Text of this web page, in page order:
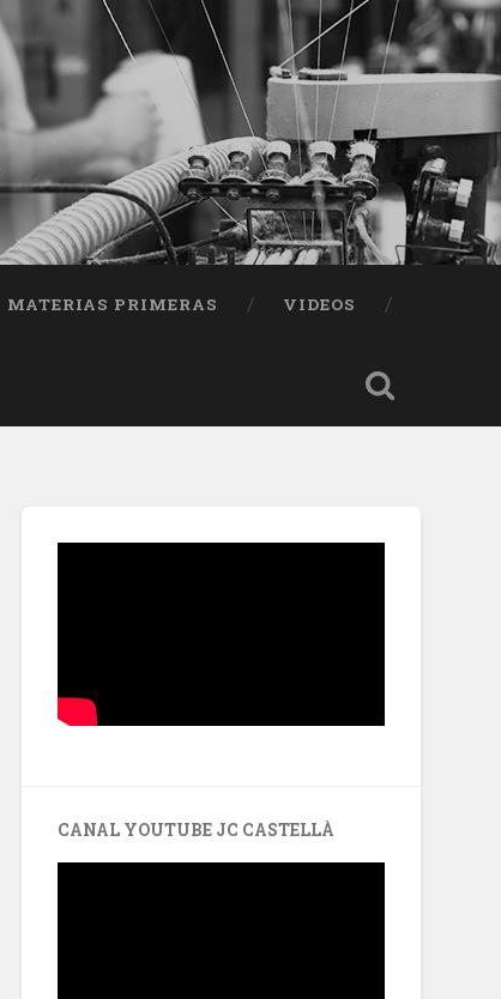
MATERIAS PRIMERAS VIDEOS
CANAL YOUTUBE JC CASTELLÀ